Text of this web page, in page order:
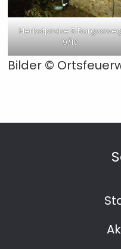
Herbstprobe 5
9/10
Bilder ©